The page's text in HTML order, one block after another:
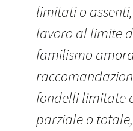
limitati o
lavoro al limite
familismo
fondelli limitate
parziale o